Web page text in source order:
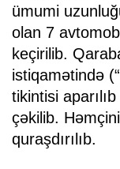
ümumi
olan 7
keçirilib.
istiqamətində
tikintisi
çəkilib.
quraşdırılıb.